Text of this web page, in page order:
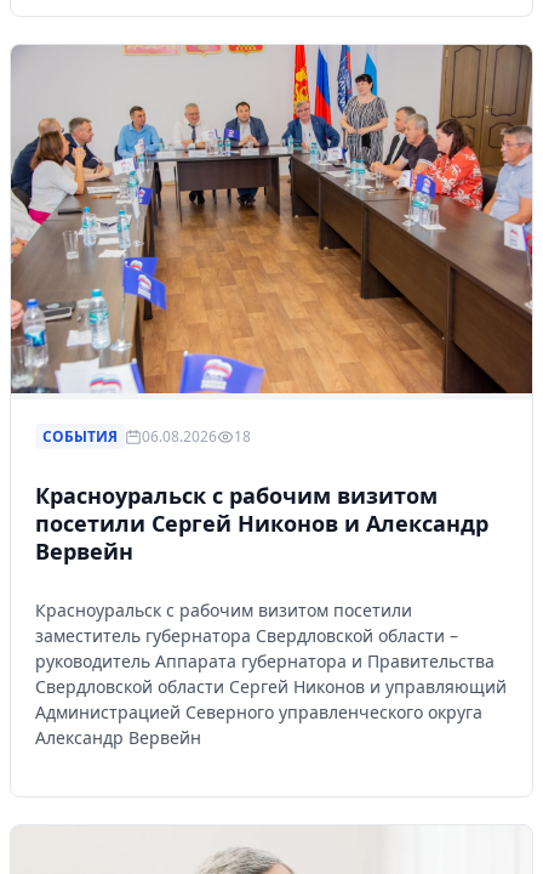
СОБЫТИЯ 06.08.2026 18
Красноуральск с рабочим визитом
посетили Сергей Никонов и Александр
Вервейн
Красноуральск с рабочим визитом посетили
заместитель губернатора Свердловской области –
руководитель Аппарата губернатора и Правительства
Свердловской области Сергей Никонов и управляющий
Администрацией Северного управленческого округа
Александр Вервейн